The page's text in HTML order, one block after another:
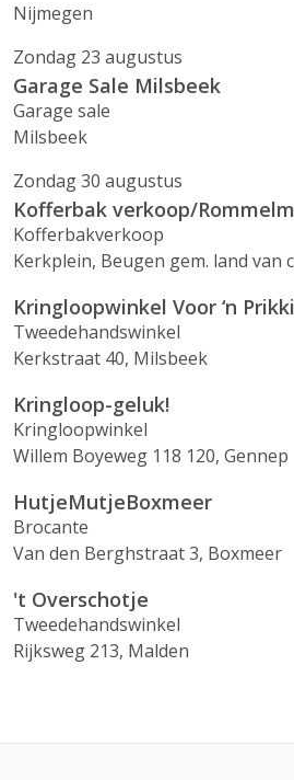
Nijmegen
Zondag 23 augustus
Garage Sale Milsbeek
Garage sale
Milsbeek
Zondag 30 augustus
Kofferbak verkoop/
Kofferbakverkoop
Kerkplein, Beugen gem. land van
Kringloopwinkel Voor ‘n
Tweedehandswinkel
Kerkstraat 40, Milsbeek
Kringloop-geluk!
Kringloopwinkel
Willem Boyeweg 118 120, Gennep
HutjeMutjeBoxmeer
Brocante
Van den Berghstraat 3, Boxmeer
't Overschotje
Tweedehandswinkel
Rijksweg 213, Malden